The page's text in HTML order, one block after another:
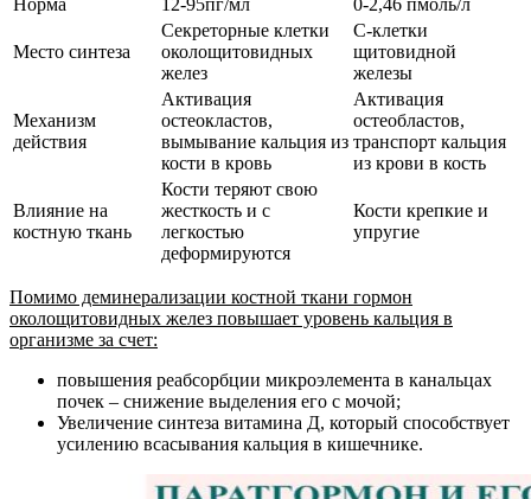
Место синтеза
Секреторные клетки
околощитовидных
желез
С-клетки
щитовидной
железы
Механизм
действия
Активация
остеокластов,
вымывание кальция из
кости в кровь
Активация
остеобластов,
транспорт кальция
из крови в кость
Влияние на
костную ткань
Кости теряют свою
жесткость и с
легкостью
деформируются
Кости крепкие и
упругие
Помимо деминерализации костной ткани гормон
околощитовидных желез повышает уровень кальция в
организме за счет:
повышения реабсорбции микроэлемента в канальцах
почек – снижение выделения его с мочой;
Увеличение синтеза витамина Д, который способствует
усилению всасывания кальция в кишечнике.